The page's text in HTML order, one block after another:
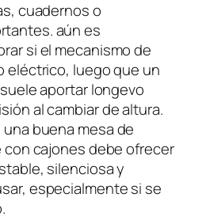
cuadernos o
aún es
si el mecanismo de
eléctrico, luego que un
aportar longevo
al cambiar de altura.
buena mesa de
cajones debe ofrecer
silenciosa y
especialmente si se